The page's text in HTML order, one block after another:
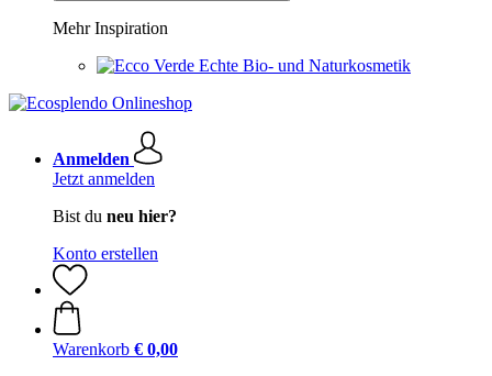
Mehr Inspiration
Echte Bio- und Naturkosmetik
Anmelden
Jetzt anmelden
Bist du neu hier?
Konto erstellen
Warenkorb € 0,00